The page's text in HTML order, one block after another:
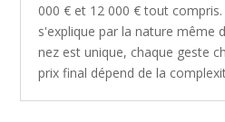
000 € et 12 000 € tout
s'explique par la nature même
nez est unique, chaque geste
prix final dépend de la